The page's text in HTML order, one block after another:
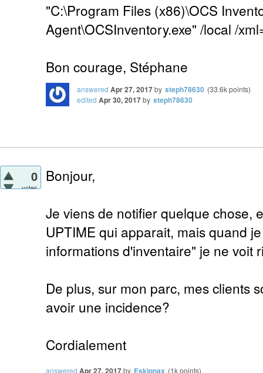
"C:\Program Files (x86)\OCS
Agent\OCSInventory.exe" /local /
Bon courage, Stéphane
answered Apr 27, 2017by steph78630 (33.6kpoints)
edited Apr 30, 2017by steph78630
0
votes
Bonjour,
Je viens de notifier quelque chose,
UPTIME qui apparait, mais quand
informations d'inventaire" je ne voit
De plus, sur mon parc, mes clients
avoir une incidence?
Cordialement
answered Apr 27, 2017by Eskignax (1kpoints)